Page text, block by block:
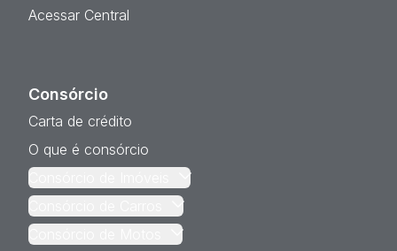
Acessar Central
Consórcio
Carta de crédito
O que é consórcio